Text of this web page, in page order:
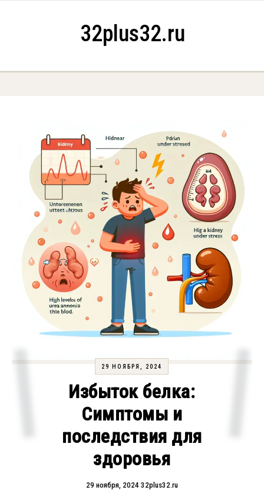
32plus32.ru
29 НОЯБРЯ, 2024
Избыток белка:
Симптомы и
последствия для
здоровья
29 ноября, 2024 32plus32.ru